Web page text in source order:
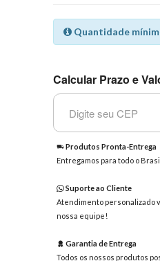
Quantidade
Calcular Prazo e
Produtos Pronta-Entrega
Entregamos para todo o
Suporte ao Cliente
Atendimento personalizado
nossa equipe!
Garantia de Entrega
Todos os nossos produtos